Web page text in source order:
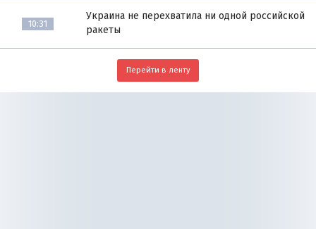
10:31
Украина не перехватила ни одной российской
ракеты
Перейти в ленту